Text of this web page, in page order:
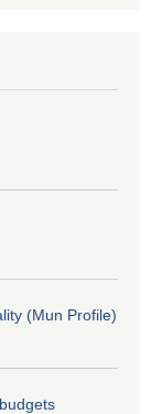
(Mun Profile)